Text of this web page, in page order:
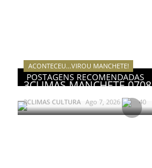
POSTAGENS RECOMENDADAS
ACONTECEU...VIROU MANCHETE!
3CLIMAS MANCHETE 0708
3CLIMAS CULTURA Ago 7, 2026 0 40